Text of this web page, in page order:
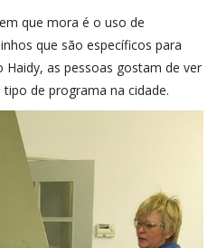
que mora é o uso de
que são específicos para
Haidy, as pessoas gostam de ver
de programa na cidade.